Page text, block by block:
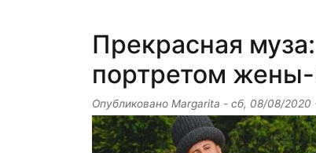
Прекрасная
портретом
Опубликовано Margarita - сб, 08/08/2020